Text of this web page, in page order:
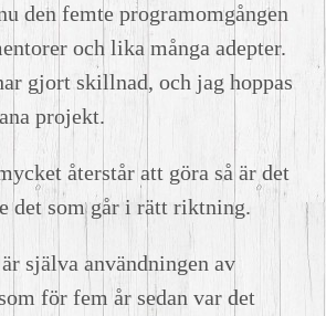
den femte programomgången
och lika många adepter.
gjort skillnad, och jag hoppas
projekt.
återstår att göra så är det
det som går i rätt riktning.
själva användningen av
för fem år sedan var det